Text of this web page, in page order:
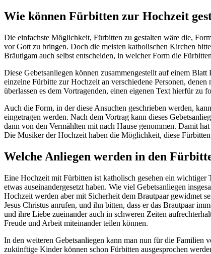
Wie können Fürbitten zur Hochzeit
Die einfachste Möglichkeit, Fürbitten zu gestalten wäre die,
vor Gott zu bringen. Doch die meisten katholischen Kirchen
Bräutigam auch selbst entscheiden, in welcher Form die
Diese Gebetsanliegen können zusammengestellt auf einem
einzelne Fürbitte zur Hochzeit an verschiedene Personen,
überlassen es dem Vortragenden, einen eigenen Text hierfür zu
Auch die Form, in der diese Ansuchen geschrieben werden,
eingetragen werden. Nach dem Vortrag kann dieses
dann von den Vermählten mit nach Hause genommen. Damit
Die Musiker der Hochzeit haben die Möglichkeit, diese
Welche Anliegen werden in den
Eine Hochzeit mit Fürbitten ist katholisch gesehen ein wichtiger
etwas auseinandergesetzt haben. Wie viel Gebetsanliegen
Hochzeit werden aber mit Sicherheit dem Brautpaar gewidmet
Jesus Christus anrufen, und ihn bitten, dass er das Brautpaar
und ihre Liebe zueinander auch in schweren Zeiten
Freude und Arbeit miteinander teilen können.
In den weiteren Gebetsanliegen kann man nun für die Familien
zukünftige Kinder können schon Fürbitten ausgesprochen